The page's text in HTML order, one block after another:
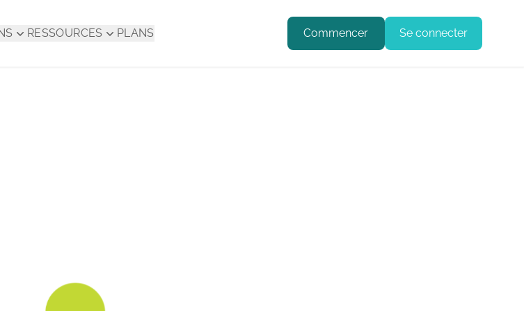
RESSOURCES PLANS Commencer Se connecter